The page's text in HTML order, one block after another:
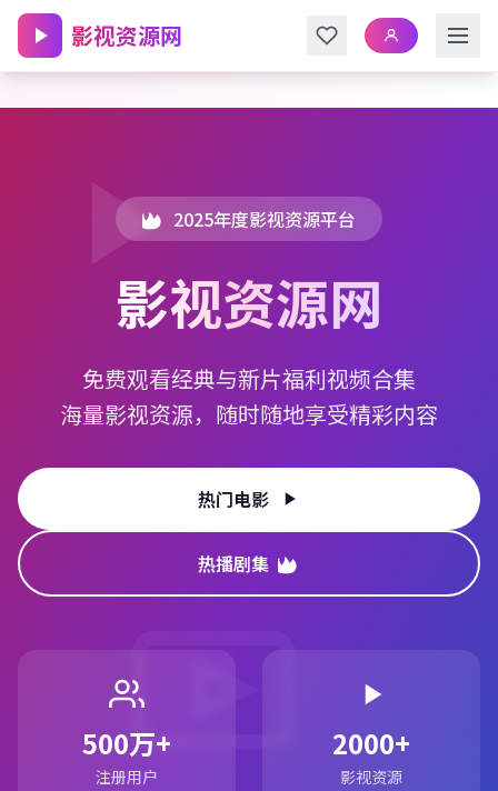
跳转到主内容
影视资源网
2025年度影视资源平台
影视资源网
免费观看经典与新片福利视频合集
海量影视资源，随时随地享受精彩内容
热门电影
热播剧集
500万+
注册用户
2000+
影视资源